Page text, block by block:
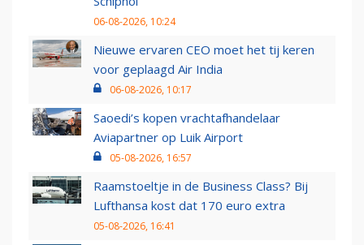
06-08-2026, 10:24
Nieuwe ervaren CEO moet het tij keren
voor geplaagd Air India
06-08-2026, 10:17
Saoedi’s kopen vrachtafhandelaar
Aviapartner op Luik Airport
05-08-2026, 16:57
Raamstoeltje in de Business Class? Bij
Lufthansa kost dat 170 euro extra
05-08-2026, 16:41